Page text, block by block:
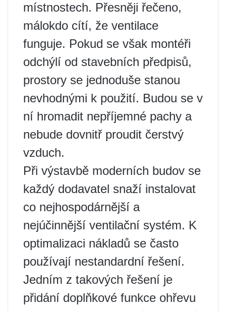
místnostech. Přesněji řečeno,
málokdo cítí, že ventilace
funguje. Pokud se však montéři
odchýlí od stavebních předpisů,
prostory se jednoduše stanou
nevhodnými k použití. Budou se v
ní hromadit nepříjemné pachy a
nebude dovnitř proudit čerstvý
vzduch.
Při výstavbě moderních budov se
každý dodavatel snaží instalovat
co nejhospodárnější a
nejúčinnější ventilační systém. K
optimalizaci nákladů se často
používají nestandardní řešení.
Jedním z takových řešení je
přidání doplňkové funkce ohřevu